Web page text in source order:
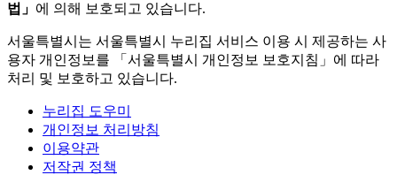
법」 에 의해 보호되고 있습니다.
서울특별시는 서울특별시 누리집 서비스 이용 시 제공하는 사
용자 개인정보를 「서울특별시 개인정보 보호지침」에 따라
처리 및 보호하고 있습니다.
누리집 도우미
개인정보 처리방침
이용약관
저작권 정책